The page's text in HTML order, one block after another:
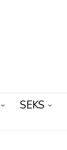
SEKS